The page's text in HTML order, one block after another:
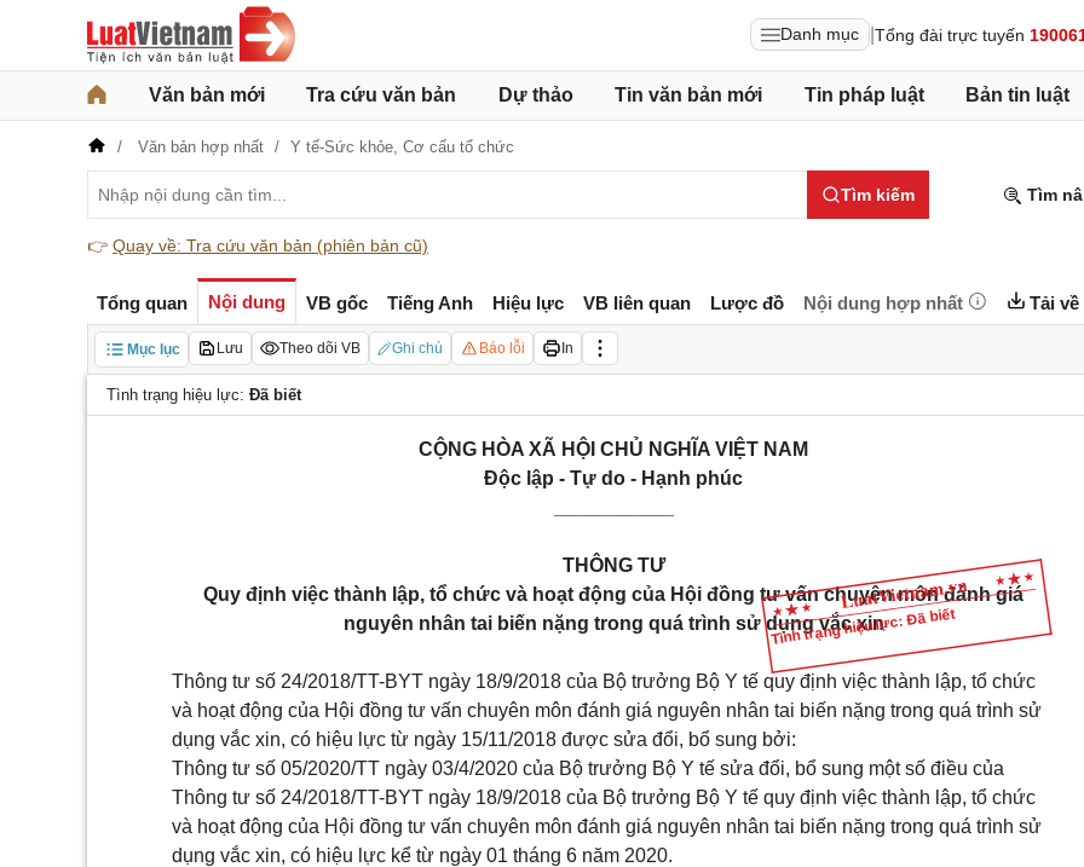
Danh mục Tổng đài trực tuyến
Văn bản mới Tra cứu văn bản Dự thảo Tin văn bản mới Tin pháp luật Bản tin luật
Văn bản hợp nhất Y tế-Sức khỏe, Cơ cấu tổ chức
Tìm kiếm Tìm
👉 Quay về: Tra cứu văn bản (phiên bản cũ)
Tổng quan Nội dung VB gốc Tiếng Anh Hiệu lực VB liên quan Lược đồ Nội dung hợp nhất Tải về
Mục lục Lưu Theo dõi VB Ghi chú Báo lỗi In
Tình trạng hiệu lực: Đã biết
Tình trạng hiệu lực: Đã biết
CỘNG HÒA XÃ HỘI CHỦ NGHĨA VIỆT NAM
Độc lập - Tự do - Hạnh phúc
THÔNG TƯ
Quy định việc thành lập, tổ chức và hoạt động của Hội đồng tư vấn chuyên môn đánh giá
nguyên nhân tai biến nặng trong quá trình sử dụng vắc xin
Thông tư số 24/2018/TT-BYT ngày 18/9/2018 của Bộ trưởng Bộ Y tế quy định việc thành lập, tổ chức
và hoạt động của Hội đồng tư vấn chuyên môn đánh giá nguyên nhân tai biến nặng trong quá trình sử
dụng vắc xin, có hiệu lực từ ngày 15/11/2018 được sửa đổi, bổ sung bởi:
Thông tư số 05/2020/TT ngày 03/4/2020 của Bộ trưởng Bộ Y tế sửa đổi, bổ sung một số điều của
Thông tư số 24/2018/TT-BYT ngày 18/9/2018 của Bộ trưởng Bộ Y tế quy định việc thành lập, tổ chức
và hoạt động của Hội đồng tư vấn chuyên môn đánh giá nguyên nhân tai biến nặng trong quá trình sử
dụng vắc xin, có hiệu lực kể từ ngày 01 tháng 6 năm 2020.